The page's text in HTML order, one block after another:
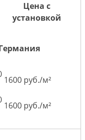
Цена с
установкой
1600 руб./м²
1600 руб./м²